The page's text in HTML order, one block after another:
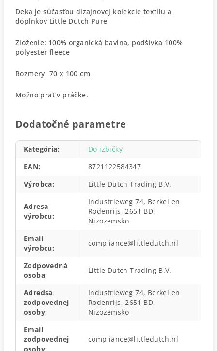
Deka je súčasťou dizajnovej kolekcie textilu a
doplnkov Little Dutch Pure.
Zloženie: 100% organická bavlna, podšívka 100%
polyester fleece
Rozmery: 70 x 100 cm
Možno prať v práčke.
Dodatočné parametre
Kategória:
Do izbičky
EAN:
8721122584347
Výrobca: Little Dutch Trading B.V.
Adresa
výrobcu:
Industrieweg 74, Berkel en
Rodenrijs, 2651 BD,
Nizozemsko
Email
výrobcu:
compliance@littledutch.nl
Zodpovedná
osoba:
Little Dutch Trading B.V.
Adredsa
zodpovednej
osoby:
Industrieweg 74, Berkel en
Rodenrijs, 2651 BD,
Nizozemsko
Email
zodpovednej
osoby:
compliance@littledutch.nl